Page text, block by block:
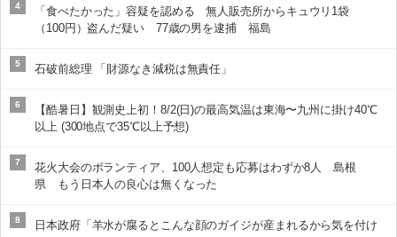
4
「食べたかった」容疑を認める 無人販売所からキュウリ1袋
（100円）盗んだ疑い 77歳の男を逮捕 福島
5 石破前総理 「財源なき減税は無責任」
6
【酷暑日】観測史上初！8/2(日)の最高気温は東海〜九州に掛け40℃
以上 (300地点で35℃以上予想)
7
花火大会のボランティア、100人想定も応募はわずか8人 島根
県 もう日本人の良心は無くなった
8
日本政府「羊水が腐るとこんな顔のガイジが産まれるから気を付け